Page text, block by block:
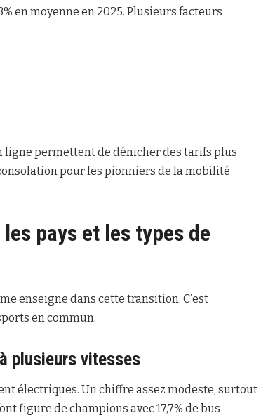
en moyenne en 2025. Plusieurs facteurs
ligne permettent de dénicher des tarifs plus
pour les pionniers de la mobilité
pays et les types de
enseigne dans cette transition. C’est
en commun.
plusieurs vitesses
électriques. Un chiffre assez modeste, surtout
figure de champions avec 17,7% de bus